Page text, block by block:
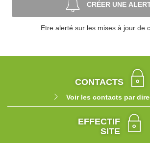
CRÉER UNE
Etre alerté sur les mises à jour de
CONTACTS
Voir les contacts par
EFFECTIF
SITE